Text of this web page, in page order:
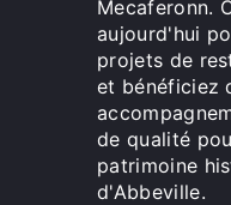
Mecaferonn.
aujourd'hui
projets de
et bénéficiez
de qualité
patrimoine
d'Abbeville.